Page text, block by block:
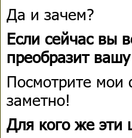
Да и зачем?
Если сейчас вы
преобразит
Посмотрите мои
заметно!
Для кого же эти